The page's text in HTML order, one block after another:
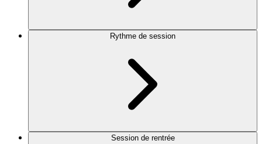
Rythme de session
Session de rentrée